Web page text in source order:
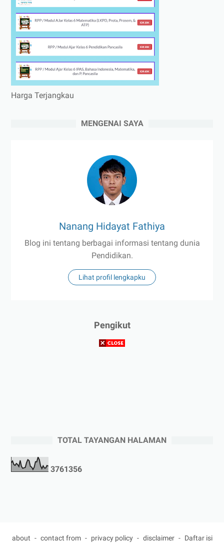
Harga Terjangkau
MENGENAI SAYA
Nanang Hidayat Fathiya
Blog ini tentang berbagai informasi tentang dunia
Pendidikan.
Lihat profil lengkapku
Pengikut
TOTAL TAYANGAN HALAMAN
3761356
about contact from privacy policy disclaimer Daftar isi